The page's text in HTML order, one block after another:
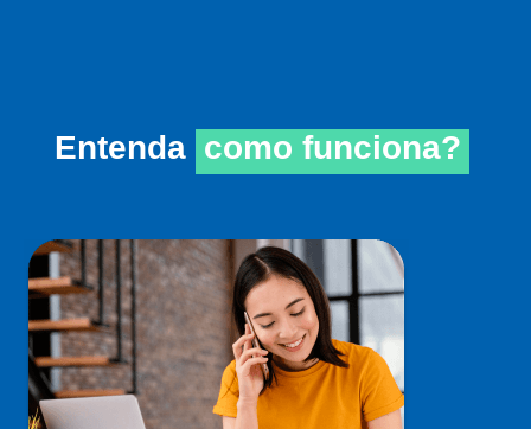
Entenda como funciona?